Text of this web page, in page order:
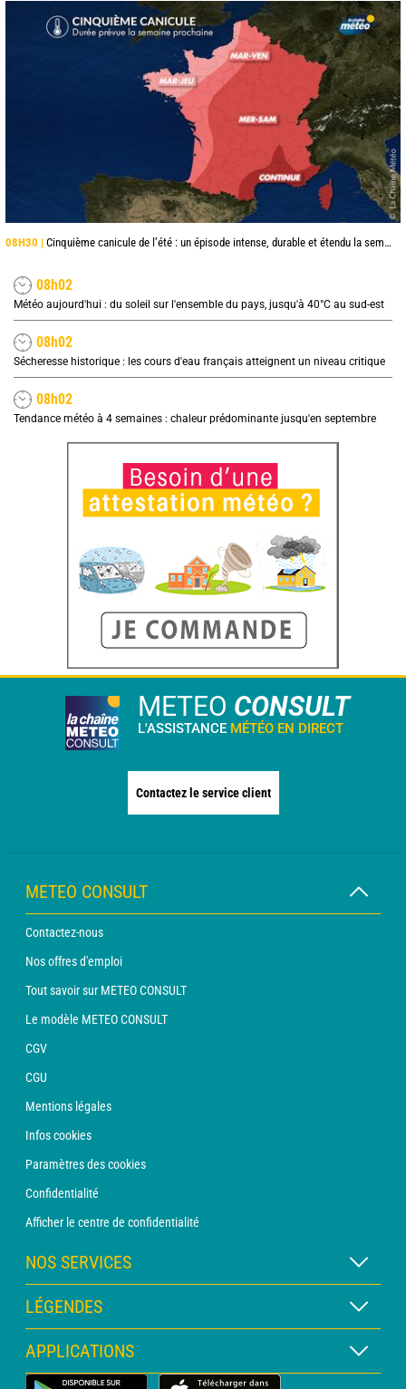
08H30 | Cinquième canicule de l’été : un épisode intense, durable et étendu la semaine prochaine
08h02
Météo aujourd'hui : du soleil sur l'ensemble du pays, jusqu'à 40°C au sud-est
08h02
Sécheresse historique : les cours d'eau français atteignent un niveau critique
08h02
Tendance météo à 4 semaines : chaleur prédominante jusqu'en septembre
METEO CONSULT
L'ASSISTANCE MÉTÉO EN DIRECT
Contactez le service client
METEO CONSULT
Contactez-nous
Nos offres d'emploi
Tout savoir sur METEO CONSULT
Le modèle METEO CONSULT
CGV
CGU
Mentions légales
Infos cookies
Paramètres des cookies
Confidentialité
Afficher le centre de confidentialité
NOS SERVICES
Abonnement METEO Xpert
Abonnement METEO PRO
Consultation avec un prévisionniste
LÉGENDES
Légende des cartes
Légende des pictogrammes
APPLICATIONS